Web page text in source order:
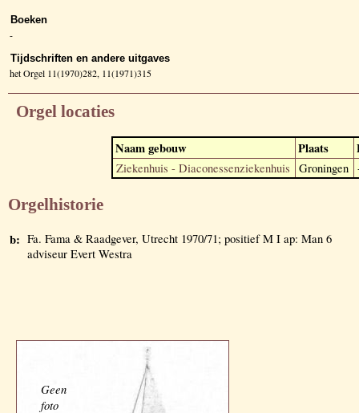
Boeken
-
Tijdschriften en andere uitgaves
het Orgel 11(1970)282, 11(1971)315
Orgel locaties
Naam gebouw Plaats
Ziekenhuis - Diaconessenziekenhuis Groningen
Orgelhistorie
b: Fa. Fama & Raadgever, Utrecht 1970/71; positief M I ap: Man 6
adviseur Evert Westra
Geen
foto